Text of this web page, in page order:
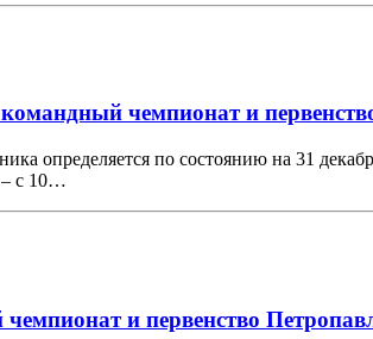
чемпионат и
по состоянию на 31 декабря
– с 10…
и первенство